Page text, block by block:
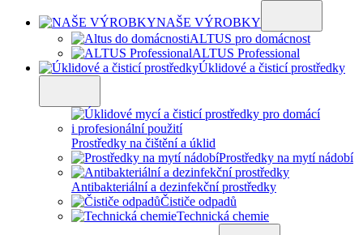
NAŠE VÝROBKY
ALTUS pro domácnost
ALTUS Professional
Úklidové a čisticí prostředky
Prostředky na čištění a úklid
Prostředky na mytí nádobí
Antibakteriální a dezinfekční prostředky
Čističe odpadů
Technická chemie